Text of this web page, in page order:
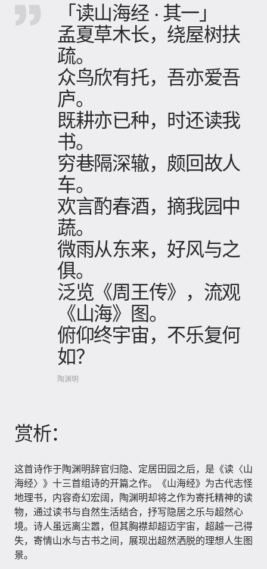
「读山海经 · 其一」
孟夏草木长，绕屋树扶
疏。
众鸟欣有托，吾亦爱吾
庐。
既耕亦已种，时还读我
书。
穷巷隔深辙，颇回故人
车。
欢言酌春酒，摘我园中
蔬。
微雨从东来，好风与之
俱。
泛览《周王传》，流观
《山海》图。
俯仰终宇宙，不乐复何
如？
陶渊明
赏析：
这首诗作于陶渊明辞官归隐、定居田园之后，是《读〈山
海经〉》十三首组诗的开篇之作。《山海经》为古代志怪
地理书，内容奇幻宏阔，陶渊明却将之作为寄托精神的读
物，通过读书与自然生活结合，抒写隐居之乐与超然心
境。诗人虽远离尘嚣，但其胸襟却超迈宇宙，超越一己得
失，寄情山水与古书之间，展现出超然洒脱的理想人生图
景。